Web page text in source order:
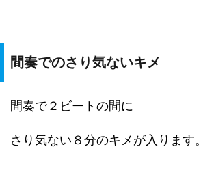
間奏でのさり気ないキメ
間奏で２ビートの間に
さり気ない８分のキメが入ります。